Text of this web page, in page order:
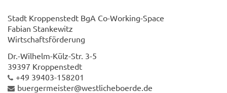
Stadt Kroppenstedt BgA Co-Working-Space
Fabian Stankewitz
Wirtschaftsförderung
Dr.-Wilhelm-Külz-Str. 3-5
39397 Kroppenstedt
+49 39403-158201
buergermeister@westlicheboerde.de